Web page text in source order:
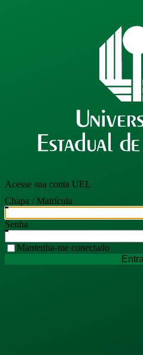
Acesse sua conta UEL
Chapa / Matrícula
Senha
Mantenha-me conectado